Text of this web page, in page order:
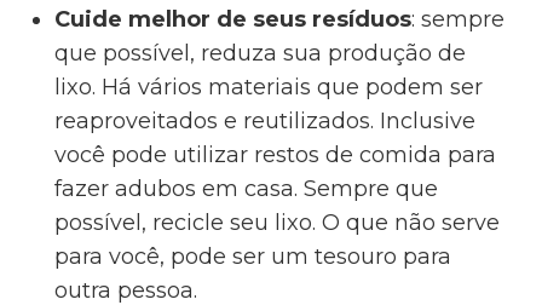
Cuide melhor de seus resíduos: sempre
que possível, reduza sua produção de
lixo. Há vários materiais que podem ser
reaproveitados e reutilizados. Inclusive
você pode utilizar restos de comida para
fazer adubos em casa. Sempre que
possível, recicle seu lixo. O que não serve
para você, pode ser um tesouro para
outra pessoa.